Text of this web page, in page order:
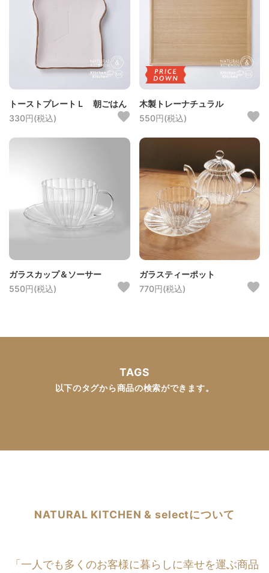
トーストプレートＬ 朝ごはん
330円(税込)
木製トレーナチュラル
550円(税込)
ガラスカップ＆ソーサー
550円(税込)
ガラスティーポット
770円(税込)
TAGS
以下のタグから商品の検索ができます。
NATURAL KITCHEN & selectについて
「一人でも多くのお客様に暮らしに幸せを運ぶ商品